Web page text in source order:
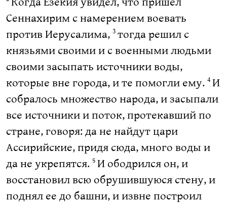
Сеннахирим с намерением воевать
против Иерусалима, 3 тогда решил с
князьями своими и с военными людьми
своими засыпать источники воды,
которые вне города, и те помогли ему. 4 И
собралось множество народа, и засыпали
все источники и поток, протекавший по
стране, говоря: да не найдут цари
Ассирийские, придя сюда, много воды и
да не укрепятся. 5 И ободрился он, и
восстановил всю обрушившуюся стену, и
поднял ее до башни, и извне построил